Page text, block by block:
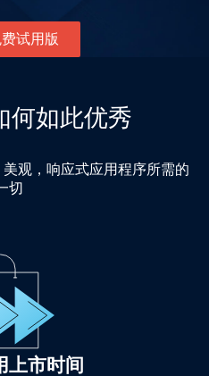
试用版
何如此优秀
观，响应式应用程序所需的
切
上市时间